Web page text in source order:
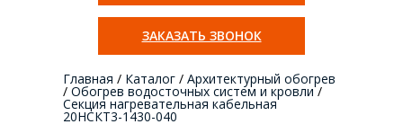
ЗАКАЗАТЬ ЗВОНОК
Главная / Каталог / Архитектурный обогрев
/ Обогрев водосточных систем и кровли /
Секция нагревательная кабельная
20НСКТ3-1430-040